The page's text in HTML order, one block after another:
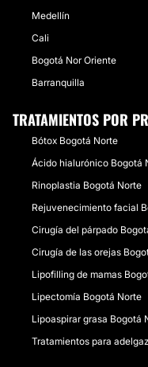
Medellín
Cali
Bogotá Nor Oriente
Barranquilla
TRATAMIENTOS POR
Bótox Bogotá Norte
Ácido hialurónico Bogotá
Rinoplastia Bogotá Norte
Rejuvenecimiento facial
Cirugía del párpado
Cirugía de las orejas
Lipofilling de mamas
Lipectomía Bogotá Norte
Lipoaspirar grasa Bogotá
Tratamientos para